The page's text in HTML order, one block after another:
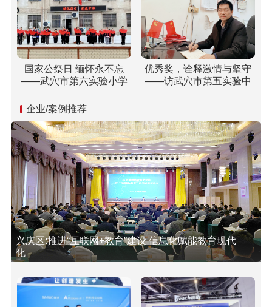
国家公祭日 缅怀永不忘
——武穴市第六实验小学
优秀奖，诠释激情与坚守
——访武穴市第五实验中
企业/案例推荐
兴庆区:推进“互联网+教育”建设 信息化赋能教育现代
化